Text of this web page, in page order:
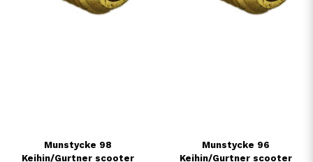
Munstycke 98
Keihin/Gurtner scooter
Munstycke 96
Keihin/Gurtner scooter